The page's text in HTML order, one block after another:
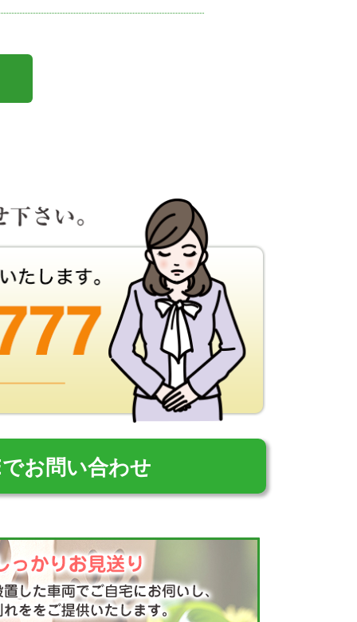
お問い合わせ